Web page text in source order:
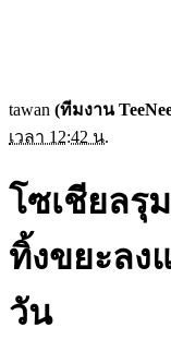
tawan (ทีมงาน
เวลา 12:42 น.
โซเชียลรุ
ทิ้งขยะลง
วัน